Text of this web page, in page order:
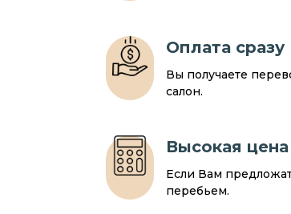
Оплата сразу
Вы получаете
салон.
Высокая
Если Вам
перебьем.